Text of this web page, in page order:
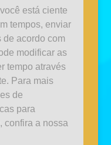
está ciente
tempos, enviar
de acordo com
modificar as
tempo através
Para mais
de
para
confira a nossa